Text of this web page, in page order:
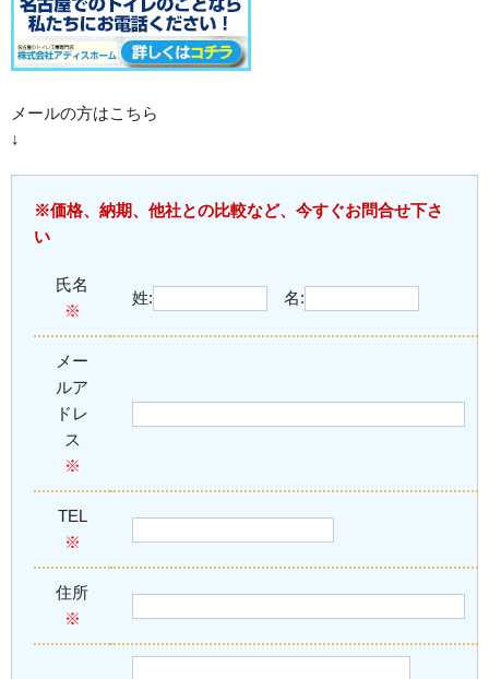
メールの方はこちら
↓
※価格、納期、他社との比較など、今すぐお問合せ下さ
い
氏名
※
姓: 名:
メー
ルア
ドレ
ス
※
TEL
※
住所
※